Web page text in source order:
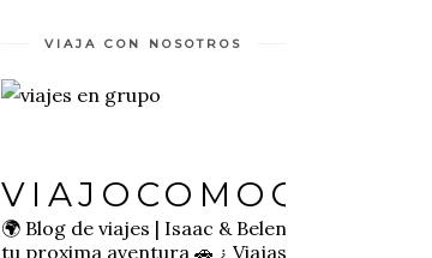
VIAJA CON NOSOTROS
🌍 Blog de viajes | Isaac & Belen
tu proxima aventura 🚗 ¿ Viajas sol@? 👉🏻